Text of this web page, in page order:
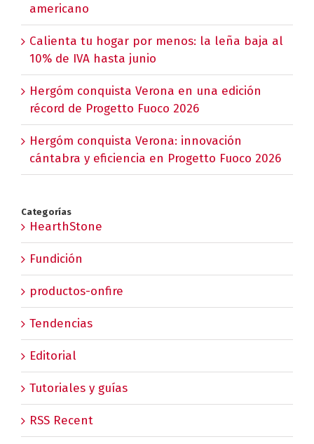
americano
Calienta tu hogar por menos: la leña baja al
10% de IVA hasta junio
Hergóm conquista Verona en una edición
récord de Progetto Fuoco 2026
Hergóm conquista Verona: innovación
cántabra y eficiencia en Progetto Fuoco 2026
Categorías
HearthStone
Fundición
productos-onfire
Tendencias
Editorial
Tutoriales y guías
RSS Recent